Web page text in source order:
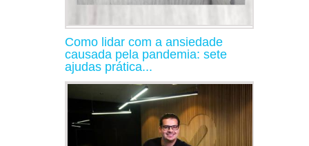
Como lidar com a ansiedade
causada pela pandemia: sete
ajudas prática...